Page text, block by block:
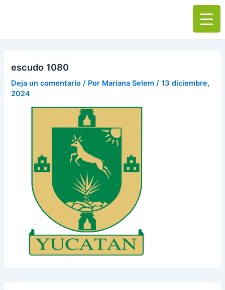
Main
escudo 1080
Deja un comentario / Por Mariana Selem/13 diciembre,
2024